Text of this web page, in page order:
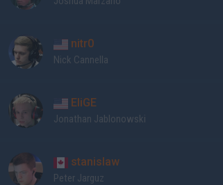
nitr0
Nick Cannella
EliGE
Jonathan Jablonowski
stanislaw
Peter Jarguz